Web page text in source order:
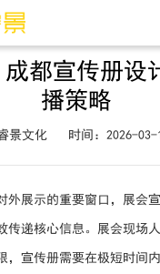
都宣传册设
播策略
景文化 时间：2026-
外展示的重要窗口，展会
传递核心信息。展会现场
，宣传册需要在极短时间